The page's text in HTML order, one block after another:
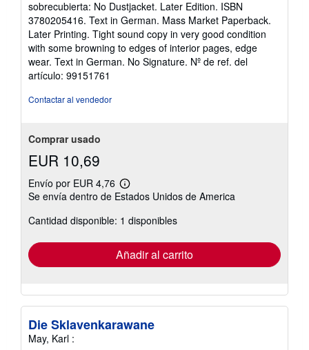
4
de
5
estrellas
sobrecubierta: No Dustjacket. Later Edition. ISBN
3780205416. Text in German. Mass Market Paperback.
Later Printing. Tight sound copy in very good condition
with some browning to edges of interior pages, edge
wear. Text in German. No Signature. Nº de ref. del
artículo: 99151761
Contactar al vendedor
Comprar usado
EUR 10,69
Envío por EUR 4,76
Más
información
las
tarifas
envío
Se envía dentro de Estados Unidos de America
Cantidad disponible: 1 disponibles
Añadir al carrito
Die Sklavenkarawane
May, Karl :